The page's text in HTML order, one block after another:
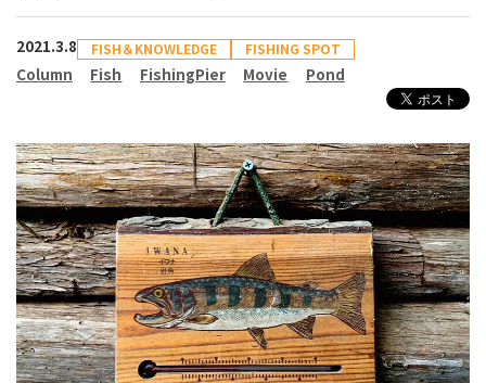
2021.3.8 FISH＆KNOWLEDGE FISHING SPOT
Column Fish FishingPier Movie Pond